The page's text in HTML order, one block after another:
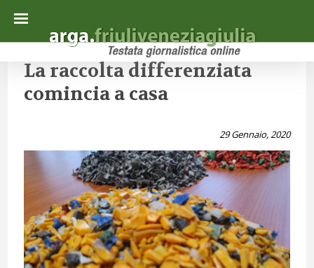
La raccolta differenziata
comincia a casa
29 Gennaio, 2020